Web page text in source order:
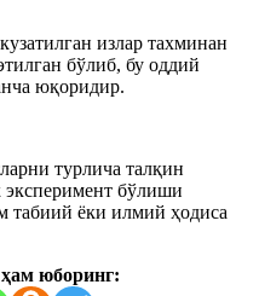
излар тахминан
бўлиб, бу оддий
юқоридир.
турлича талқин
бўлиши
табиий ёки илмий ҳодиса
ҳам юборинг: